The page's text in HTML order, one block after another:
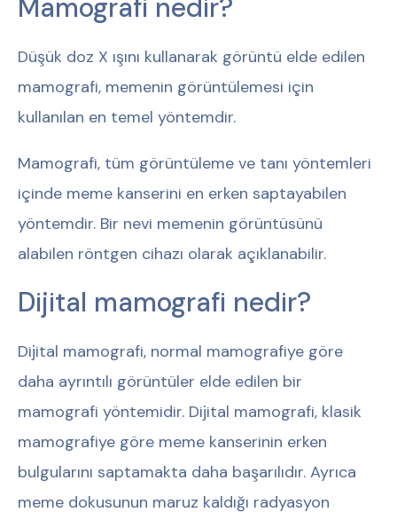
Mamografi nedir?
Düşük doz X ışını kullanarak görüntü elde edilen
mamografi, memenin görüntülemesi için
kullanılan en temel yöntemdir.
Mamografi, tüm görüntüleme ve tanı yöntemleri
içinde meme kanserini en erken saptayabilen
yöntemdir. Bir nevi memenin görüntüsünü
alabilen röntgen cihazı olarak açıklanabilir.
Dijital mamografi nedir?
Dijital mamografi, normal mamografiye göre
daha ayrıntılı görüntüler elde edilen bir
mamografi yöntemidir. Dijital mamografi, klasik
mamografiye göre meme kanserinin erken
bulgularını saptamakta daha başarılıdır. Ayrıca
meme dokusunun maruz kaldığı radyasyon